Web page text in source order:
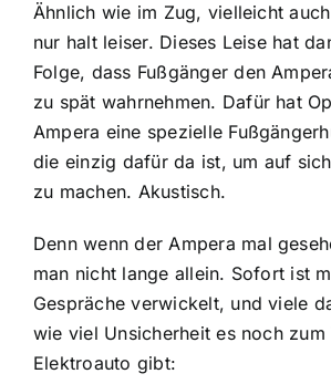
Ähnlich wie im Zug, vielleicht
nur halt leiser. Dieses Leise hat
Folge, dass Fußgänger den
zu spät wahrnehmen. Dafür hat
Ampera eine spezielle
die einzig dafür da ist, um auf
zu machen. Akustisch.
Denn wenn der Ampera mal
man nicht lange allein. Sofort ist
Gespräche verwickelt, und viele
wie viel Unsicherheit es noch zum
Elektroauto gibt: